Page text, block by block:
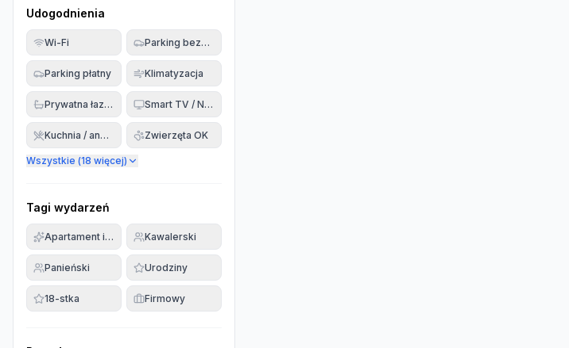
Udogodnienia
Wi-Fi Parking bezpłatny
Parking płatny Klimatyzacja
Prywatna łazienka Smart TV / Netflix
Kuchnia / aneks Zwierzęta OK
Wszystkie (18 więcej)
Tagi wydarzeń
Apartament imprezowyKawalerski
Panieński Urodziny
18-stka Firmowy